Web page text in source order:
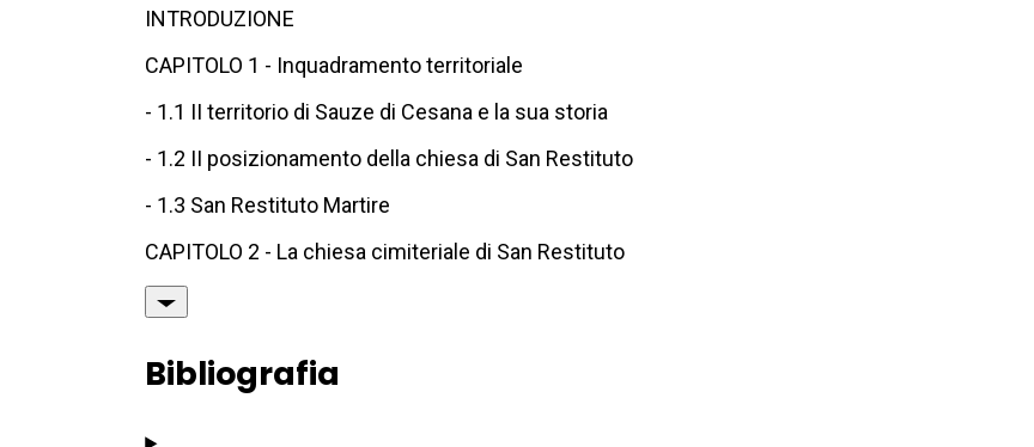
INTRODUZIONE
CAPITOLO 1 - Inquadramento territoriale
- 1.1 II territorio di Sauze di Cesana e la sua storia
- 1.2 II posizionamento della chiesa di San Restituto
- 1.3 San Restituto Martire
CAPITOLO 2 - La chiesa cimiteriale di San Restituto
Bibliografia